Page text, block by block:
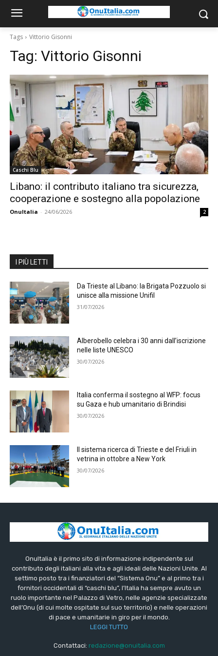
Tags Vittorio Gisonni
Tag: Vittorio Gisonni
Caschi Blu
Libano: il contributo italiano tra sicurezza,
cooperazione e sostegno alla popolazione
OnuItalia - 24/06/2026 2
I PIÙ LETTI
Da Trieste al Libano: la Brigata Pozzuolo si
unisce alla missione Unifil
31/07/2026
Alberobello celebra i 30 anni dall’iscrizione
nelle liste UNESCO
30/07/2026
Italia conferma il sostegno al WFP: focus
su Gaza e hub umanitario di Brindisi
30/07/2026
Il sistema ricerca di Trieste e del Friuli in
vetrina in ottobre a New York
30/07/2026
OnuItalia è il primo sito di informazione indipendente sul
contributo degli italiani alla vita e agli ideali delle Nazioni Unite. Al
settimo posto tra i finanziatori del “Sistema Onu” e al primo tra i
fornitori occidentali di “caschi blu”, l’Italia ha sempre avuto un
ruolo importante nel Palazzo di Vetro, nelle agenzie specializzate
dell’Onu (di cui molte ospitate sul suo territorio) e nelle operazioni
di pace e umanitarie in giro per il mondo.
LEGGI TUTTO
Contattaci: redazione@onuitalia.com